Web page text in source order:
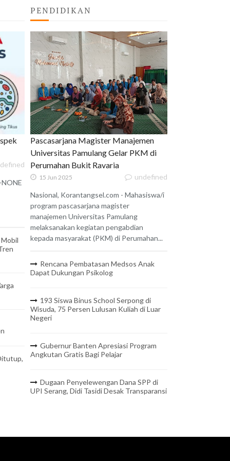
PENDIDIKAN
Pascasarjana Magister Manajemen
Universitas Pamulang Gelar PKM di
Perumahan Bukit Ravaria
15 Jun 2025 undefined
Nasional, Korantangsel.com - Mahasiswa/i
program pascasarjana magister
manajemen Universitas Pamulang
melaksanakan kegiatan pengabdian
kepada masyarakat (PKM) di Perumahan...
Rencana Pembatasan Medsos Anak
Dapat Dukungan Psikolog
193 Siswa Binus School Serpong di
Wisuda, 75 Persen Lulusan Kuliah di Luar
Negeri
Gubernur Banten Apresiasi Program
Angkutan Gratis Bagi Pelajar
Dugaan Penyelewengan Dana SPP di
UPI Serang, Didi Tasidi Desak Transparansi